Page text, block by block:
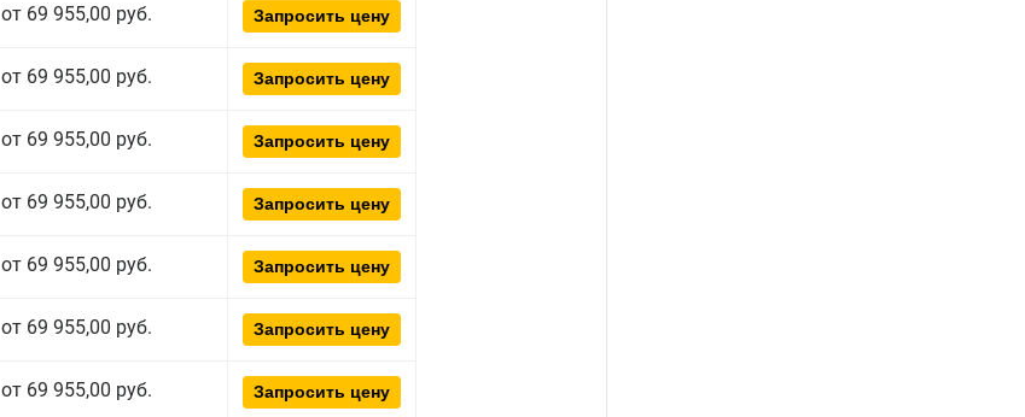
от 69 955,00 руб. Запросить цену
от 69 955,00 руб. Запросить цену
от 69 955,00 руб. Запросить цену
от 69 955,00 руб. Запросить цену
от 69 955,00 руб. Запросить цену
от 69 955,00 руб. Запросить цену
от 69 955,00 руб. Запросить цену